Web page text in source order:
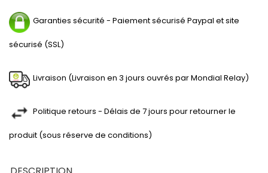
Garanties sécurité - Paiement sécurisé Paypal et site
sécurisé (SSL)
Livraison (Livraison en 3 jours ouvrés par Mondial Relay)
Politique retours - Délais de 7 jours pour retourner le
produit (sous réserve de conditions)